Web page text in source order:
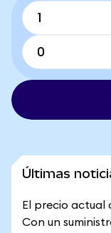
Últimas
El precio actual
Con un